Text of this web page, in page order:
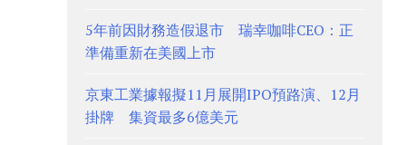
5年前因財務造假退市 瑞幸咖啡CEO：正
準備重新在美國上市
京東工業據報擬11月展開IPO預路演、12月
掛牌 集資最多6億美元